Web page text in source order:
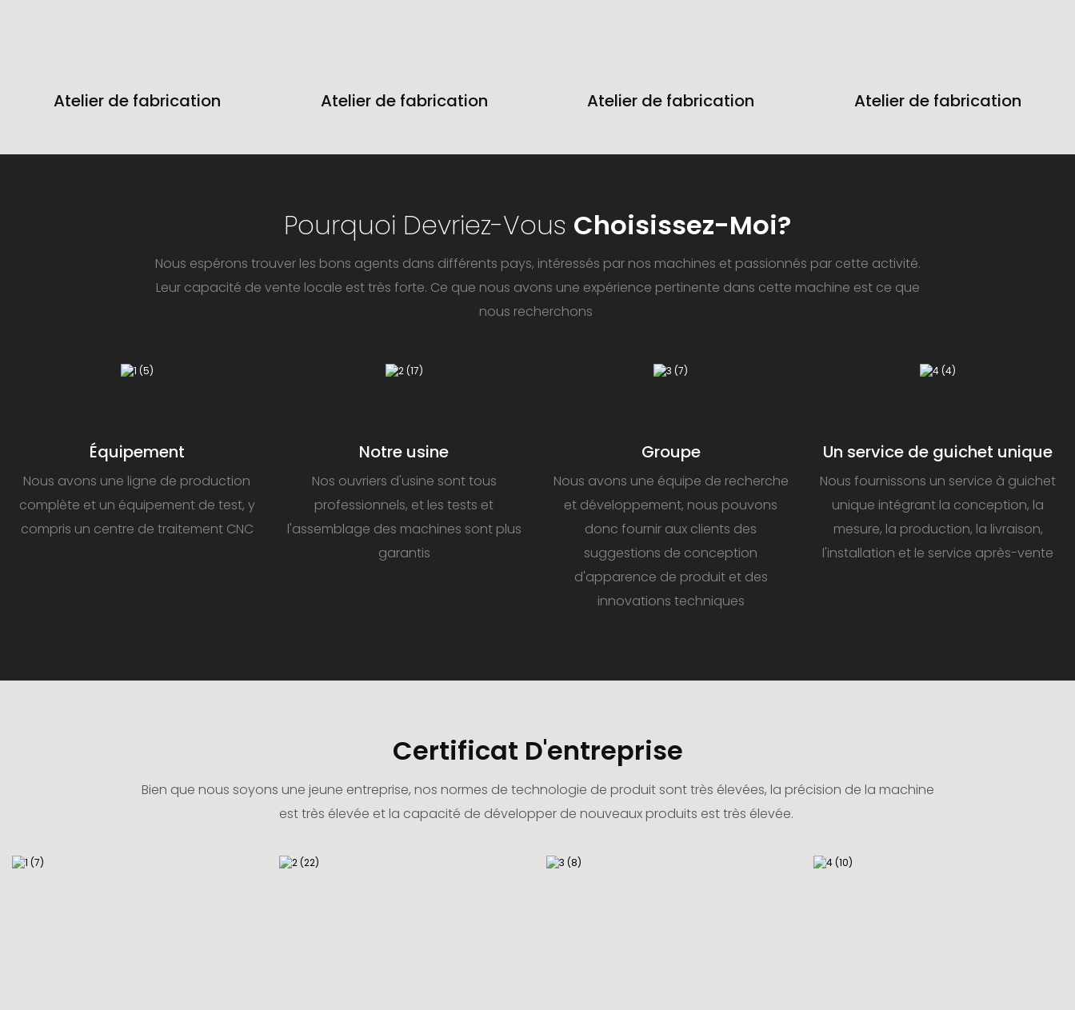
Atelier de fabrication Atelier de fabrication Atelier de fabrication Atelier de fabrication
Pourquoi Devriez-Vous Choisissez-Moi?
Nous espérons trouver les bons agents dans différents pays, intéressés par nos machines et passionnés par cette activité.
Leur capacité de vente locale est très forte. Ce que nous avons une expérience pertinente dans cette machine est ce que
nous recherchons
Équipement
Nous avons une ligne de production
complète et un équipement de test, y
compris un centre de traitement CNC
Notre usine
Nos ouvriers d'usine sont tous
professionnels, et les tests et
l'assemblage des machines sont plus
garantis
Groupe
Nous avons une équipe de recherche
et développement, nous pouvons
donc fournir aux clients des
suggestions de conception
d'apparence de produit et des
innovations techniques
Un service de guichet unique
Nous fournissons un service à guichet
unique intégrant la conception, la
mesure, la production, la livraison,
l'installation et le service après-vente
Certificat D'entreprise
Bien que nous soyons une jeune entreprise, nos normes de technologie de produit sont très élevées, la précision de la machine
est très élevée et la capacité de développer de nouveaux produits est très élevée.